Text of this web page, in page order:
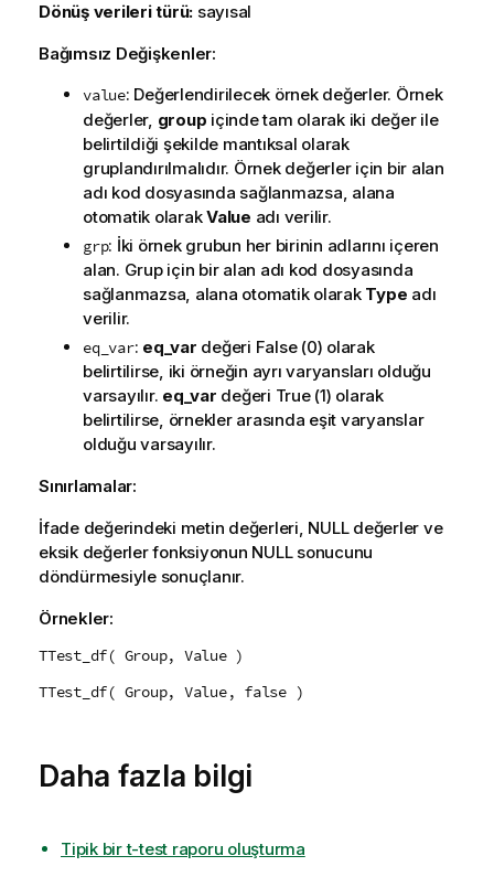
Dönüş verileri türü: sayısal
Bağımsız Değişkenler:
value: Değerlendirilecek örnek değerler. Örnek
değerler, group içinde tam olarak iki değer ile
belirtildiği şekilde mantıksal olarak
gruplandırılmalıdır. Örnek değerler için bir alan
adı kod dosyasında sağlanmazsa, alana
otomatik olarakValue adı verilir.
grp: İki örnek grubun her birinin adlarını içeren
alan. Grup için bir alan adı kod dosyasında
sağlanmazsa, alana otomatik olarak Type adı
verilir.
eq_var: eq_var değeri False(0) olarak
belirtilirse, iki örneğin ayrı varyansları olduğu
varsayılır. eq_var değeri True(1) olarak
belirtilirse, örnekler arasında eşit varyanslar
olduğu varsayılır.
Sınırlamalar:
İfade değerindeki metin değerleri, NULLdeğerler ve
eksik değerler fonksiyonun NULLsonucunu
döndürmesiyle sonuçlanır.
Örnekler:
TTest_df( Group, Value )
TTest_df( Group, Value, false )
Daha fazla bilgi
Tipik bir t-test raporu oluşturma